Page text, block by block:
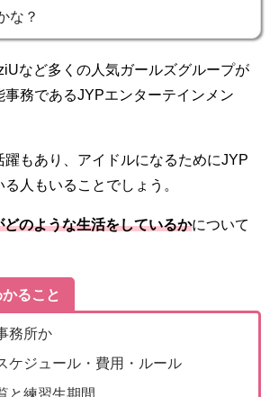
な？
など多くの人気ガールズグループが
事務であるJYPエンターテインメン
躍もあり、アイドルになるためにJYP
人もいることでしょう。
のような生活をしているかについて
ること
務所か
ケジュール・費用・ルール
と練習生期間